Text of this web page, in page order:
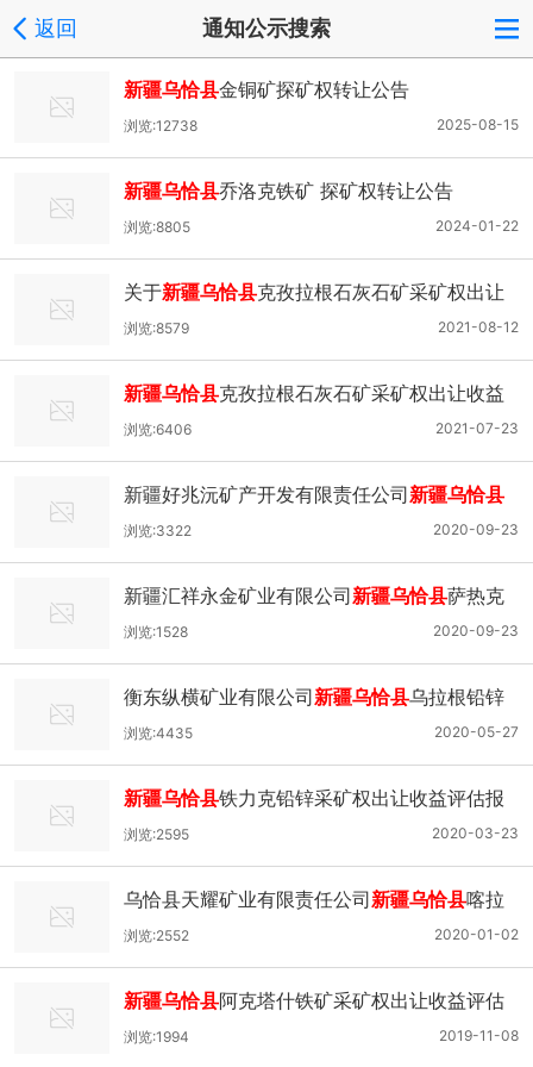
返回 通知公示搜索
新疆乌恰县金铜矿探矿权转让公告
2025-08-15
浏览:12738
新疆乌恰县乔洛克铁矿 探矿权转让公告
2024-01-22
浏览:8805
关于新疆乌恰县克孜拉根石灰石矿采矿权出让
收益评估报告论证情况的公告
2021-08-12
浏览:8579
新疆乌恰县克孜拉根石灰石矿采矿权出让收益
评估报告通过论证的公示
2021-07-23
浏览:6406
新疆好兆沅矿产开发有限责任公司新疆乌恰县
伊日库勒铜矿采矿权出让收益评估报告通过论
证的公示
2020-09-23
浏览:3322
新疆汇祥永金矿业有限公司新疆乌恰县萨热克
铜矿采矿权出让收益评估报告通过论证的公示
2020-09-23
浏览:1528
衡东纵横矿业有限公司新疆乌恰县乌拉根铅锌
矿北矿带 东段铅锌矿采矿权出让收益评估报告
通过论证的公示
2020-05-27
浏览:4435
新疆乌恰县铁力克铅锌采矿权出让收益评估报
告通过论证的公示
2020-03-23
浏览:2595
乌恰县天耀矿业有限责任公司新疆乌恰县喀拉
塔什铁矿矿产资源开发利用方案通过审查的公
示
2020-01-02
浏览:2552
新疆乌恰县阿克塔什铁矿采矿权出让收益评估
报告 通过论证的公示
2019-11-08
浏览:1994